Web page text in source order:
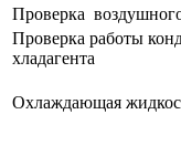
Проверка
Проверка работы
хладагента
Охлаждающая